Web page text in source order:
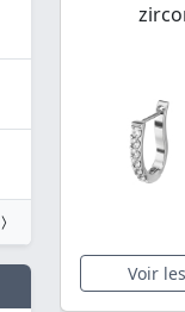
Voir